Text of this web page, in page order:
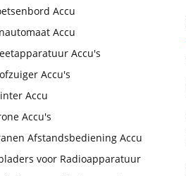
Accu
Accu
Accu's
Accu's
Accu
Accu's
Afstandsbediening Accu
voor Radioapparatuur